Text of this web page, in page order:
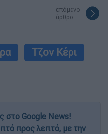
επόμενο
άρθρο
Τζον Κέρι
στο Google News!
προς λεπτό, με την